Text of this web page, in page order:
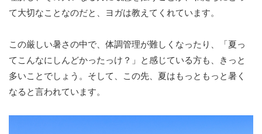
て大切なことなのだと、ヨガは教えてくれています。
この厳しい暑さの中で、体調管理が難しくなったり、「夏っ
てこんなにしんどかったっけ？」と感じている方も、きっと
多いことでしょう。そして、この先、夏はもっともっと暑く
なると言われています。